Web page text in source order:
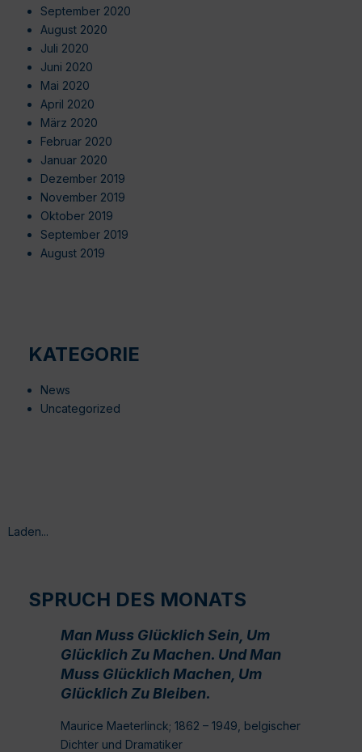
September 2020
August 2020
Juli 2020
Juni 2020
Mai 2020
April 2020
März 2020
Februar 2020
Januar 2020
Dezember 2019
November 2019
Oktober 2019
September 2019
August 2019
KATEGORIE
News
Uncategorized
Laden...
SPRUCH DES MONATS
Man Muss Glücklich Sein, Um
Glücklich Zu Machen. Und Man
Muss Glücklich Machen, Um
Glücklich Zu Bleiben.
Maurice Maeterlinck; 1862 – 1949, belgischer
Dichter und Dramatiker